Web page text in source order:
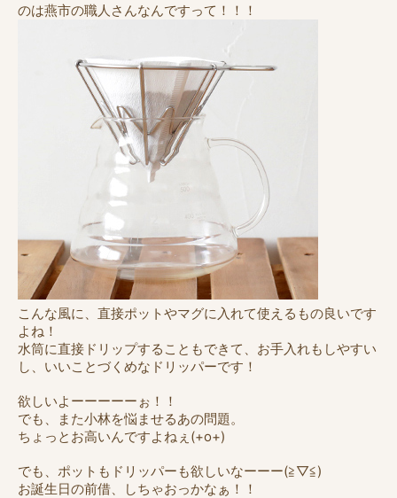
のは燕市の職人さんなんですって！！！
こんな風に、直接ポットやマグに入れて使えるもの良いです
よね！
水筒に直接ドリップすることもできて、お手入れもしやすい
し、いいことづくめなドリッパーです！
欲しいよーーーーーぉ！！
でも、また小林を悩ませるあの問題。
ちょっとお高いんですよねぇ(+o+)
でも、ポットもドリッパーも欲しいなーーー(≧▽≦)
お誕生日の前借、しちゃおっかなぁ！！